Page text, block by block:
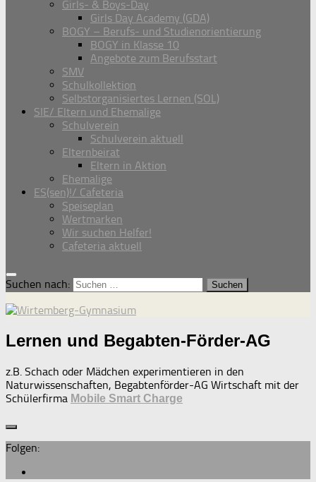
Girls- & Boys-Day
Girls Day Academy (GDA)
BOGY – Berufs- und Studienorientierung
BOGY in Klasse 10
Angebote zum Berufsstart
SMV
Schulkollektion
Selbstorganisiertes Lernen (SOL)
SIE/ Eltern und Ehemalige
Schulverein
Schulverein aktuell
Elternbeirat
Eltern in Aktion
Ehemalige
ES(sen)!/ Cafeteria
Speiseplan
Wertmarken
Wir suchen Helfer!
Cafeteria aktuell
Suchen nach:
Lernen und Begabten-Förder-AG
z.B. Schach oder Mädchen experimentieren in den
Naturwissenschaften, Begabtenförder-AG Wirtschaft mit der
Schülerfirma Mobile Smart Charge
Folgen: